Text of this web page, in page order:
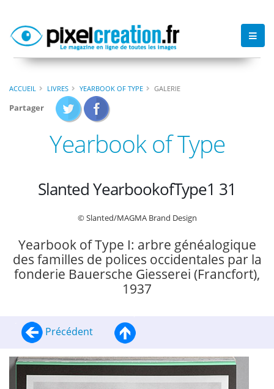
ACCUEIL LIVRES YEARBOOK OF TYPE GALERIE
Partager
Yearbook of Type
Slanted YearbookofType1 31
© Slanted/MAGMA Brand Design
Yearbook of Type I: arbre généalogique
des familles de polices occidentales par la
fonderie Bauersche Giesserei (Francfort),
1937
Précédent